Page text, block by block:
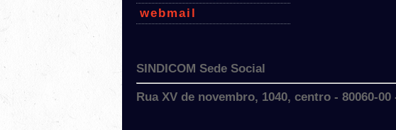
webmail
SINDICOM Sede Social
Rua XV de novembro, 1040, centro - 80060-